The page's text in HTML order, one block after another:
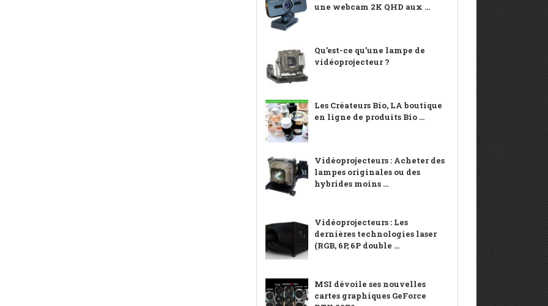
une webcam 2K QHD aux ...
Qu’est-ce qu’une lampe de
vidéoprojecteur ?
Les Créateurs Bio, LA boutique
en ligne de produits Bio ...
Vidéoprojecteurs : Acheter des
lampes originales ou des
hybrides moins ...
Vidéoprojecteurs : Les
dernières technologies laser
(RGB, 6P, 6P double ...
MSI dévoile ses nouvelles
cartes graphiques GeForce